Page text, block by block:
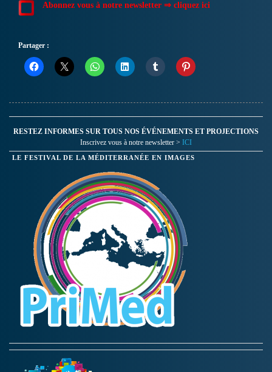
Abonnez vous à notre newsletter ⇒ cliquez ici
Partager :
RESTEZ INFORMES SUR TOUS NOS ÉVÉNEMENTS ET PROJECTIONS
Inscrivez vous à notre newsletter > ICI
LE FESTIVAL DE LA MÉDITERRANÉE EN IMAGES